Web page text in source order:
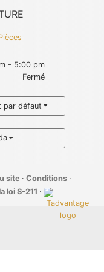
- 5:00 pm
Fermé
par défaut
site · Conditions ·
loi S-211 ·